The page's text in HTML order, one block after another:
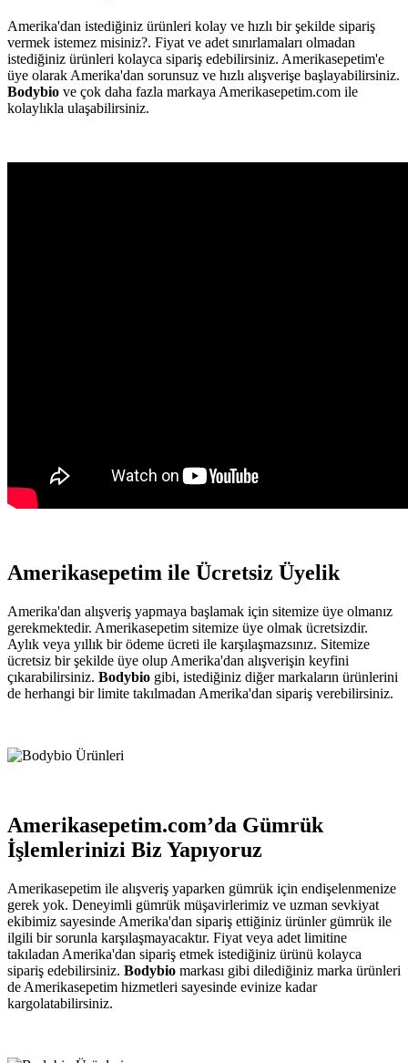
Amerika'dan istediğiniz ürünleri kolay ve hızlı bir şekilde sipariş
vermek istemez misiniz?. Fiyat ve adet sınırlamaları olmadan
istediğiniz ürünleri kolayca sipariş edebilirsiniz. Amerikasepetim'e
üye olarak Amerika'dan sorunsuz ve hızlı alışverişe başlayabilirsiniz.
Bodybio ve çok daha fazla markaya Amerikasepetim.com ile
kolaylıkla ulaşabilirsiniz.
Amerikasepetim ile Ücretsiz Üyelik
Amerika'dan alışveriş yapmaya başlamak için sitemize üye olmanız
gerekmektedir. Amerikasepetim sitemize üye olmak ücretsizdir.
Aylık veya yıllık bir ödeme ücreti ile karşılaşmazsınız. Sitemize
ücretsiz bir şekilde üye olup Amerika'dan alışverişin keyfini
çıkarabilirsiniz. Bodybio gibi, istediğiniz diğer markaların ürünlerini
de herhangi bir limite takılmadan Amerika'dan sipariş verebilirsiniz.
Amerikasepetim.com’da Gümrük
İşlemlerinizi Biz Yapıyoruz
Amerikasepetim ile alışveriş yaparken gümrük için endişelenmenize
gerek yok. Deneyimli gümrük müşavirlerimiz ve uzman sevkiyat
ekibimiz sayesinde Amerika'dan sipariş ettiğiniz ürünler gümrük ile
ilgili bir sorunla karşılaşmayacaktır. Fiyat veya adet limitine
takıladan Amerika'dan sipariş etmek istediğiniz ürünü kolayca
sipariş edebilirsiniz. Bodybio markası gibi dilediğiniz marka ürünleri
de Amerikasepetim hizmetleri sayesinde evinize kadar
kargolatabilirsiniz.